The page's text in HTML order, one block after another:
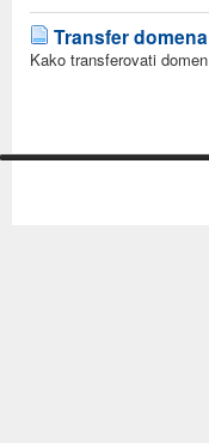
Transfer domena
Kako transferovati domen